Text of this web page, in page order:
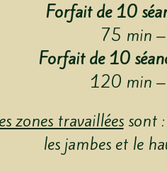
Forfait de 10
75 min
Forfait de 10
120 min
zones travailléessont :
les jambes et le